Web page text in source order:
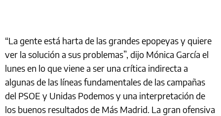
“La gente está harta de las grandes epopeyas y quiere
ver la solución a sus problemas”, dijo Mónica García el
lunes en lo que viene a ser una crítica indirecta a
algunas de las líneas fundamentales de las campañas
del PSOE y Unidas Podemos y una interpretación de
los buenos resultados de Más Madrid. La gran ofensiva